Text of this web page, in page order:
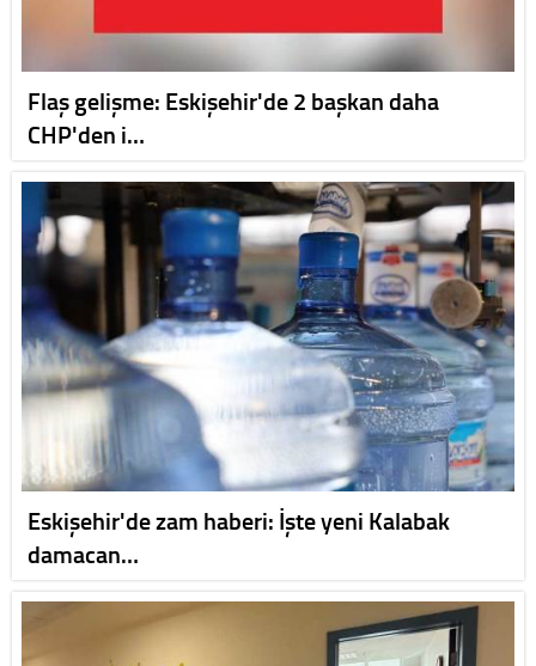
Flaş gelişme: Eskişehir'de 2 başkan daha
CHP'den i…
Eskişehir'de zam haberi: İşte yeni Kalabak
damacan…